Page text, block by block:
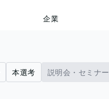
企業
本選考 説明会・セミナー